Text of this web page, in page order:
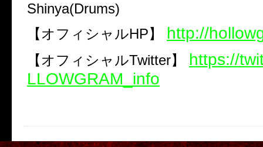
Shinya(Drums)
【オフィシャルHP】 http://
【オフィシャルTwitter】 https://
LLOWGRAM_info